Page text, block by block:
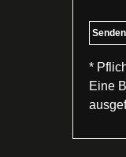
*
Eine